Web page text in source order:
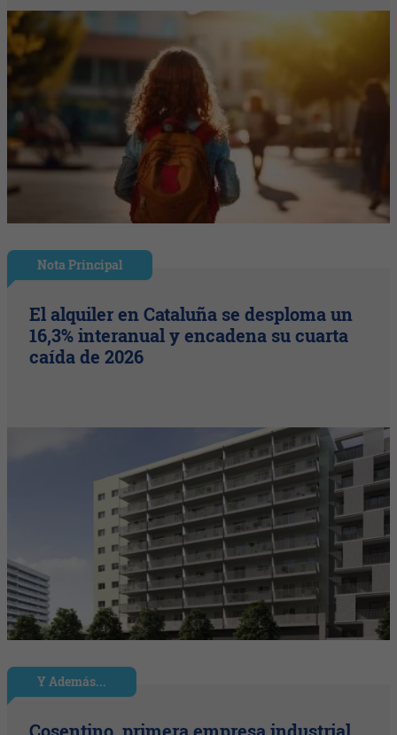
Nota Principal
El alquiler en Cataluña se desploma un
16,3% interanual y encadena su cuarta
caída de 2026
Y Además...